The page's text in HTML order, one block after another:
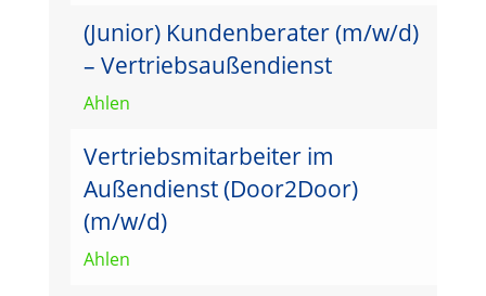
(Junior) Kundenberater (m/w/d)
– Vertriebsaußendienst
Ahlen
Vertriebsmitarbeiter im
Außendienst (Door2Door)
(m/w/d)
Ahlen